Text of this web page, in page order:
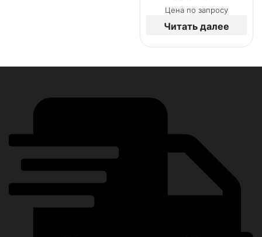
Цена по запросу
Читать далее